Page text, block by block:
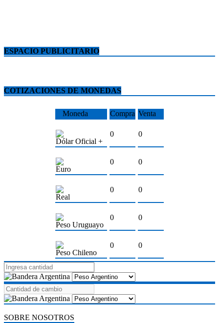
ESPACIO PUBLICITARIO
COTIZACIONES DE MONEDAS
Moneda Compra Venta
Dólar Oficial +
0 0
Euro
0 0
Real
0 0
Peso Uruguayo
0 0
Peso Chileno
0 0
SOBRE NOSOTROS